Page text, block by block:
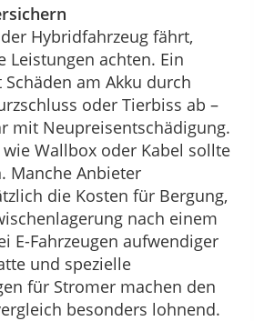
Hybridfahrzeug fährt,
Leistungen achten. Ein
am Akku durch
oder Tierbiss ab –
mit Neupreisentschädigung.
Wallbox oder Kabel sollte
Manche Anbieter
die Kosten für Bergung,
nach einem
E-Fahrzeugen aufwendiger
und spezielle
für Stromer machen den
besonders lohnend.